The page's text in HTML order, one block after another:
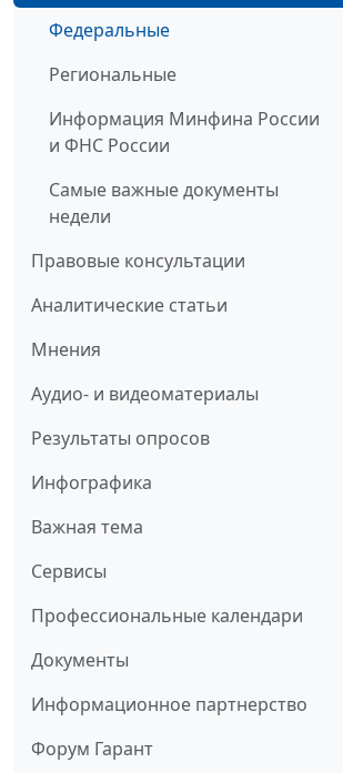
Федеральные
Региональные
Информация Минфина России
и ФНС России
Самые важные документы
недели
Правовые консультации
Аналитические статьи
Мнения
Аудио- и видеоматериалы
Результаты опросов
Инфографика
Важная тема
Сервисы
Профессиональные календари
Документы
Информационное партнерство
Форум Гарант